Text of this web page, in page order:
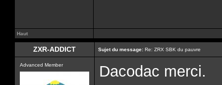
Haut
ZXR-ADDICT Sujet du message: Re: ZRX SBK du pauvre
Advanced Member Dacodac merci.